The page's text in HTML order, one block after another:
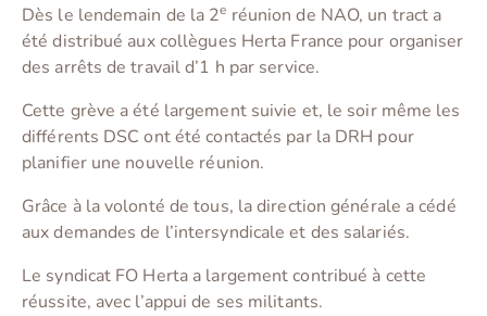
Dès le lendemain de la 2e réunion de NAO, un tract a
été distribué aux collègues Herta France pour organiser
des arrêts de travail d’1 h par service.
Cette grève a été largement suivie et, le soir même les
différents DSC ont été contactés par la DRH pour
planifier une nouvelle réunion.
Grâce à la volonté de tous, la direction générale a cédé
aux demandes de l’intersyndicale et des salariés.
Le syndicat FO Herta a largement contribué à cette
réussite, avec l’appui de ses militants.